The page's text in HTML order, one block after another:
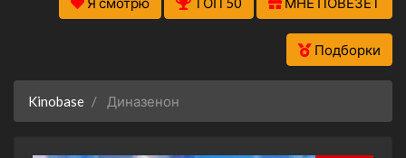
Подборки
Kinobase Диназенон